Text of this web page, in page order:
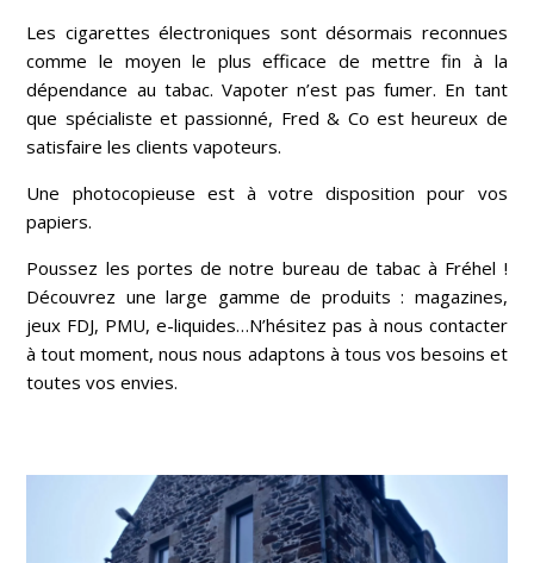
Les cigarettes électroniques sont désormais reconnues
comme le moyen le plus efficace de mettre fin à la
dépendance au tabac. Vapoter n’est pas fumer. En tant
que spécialiste et passionné, Fred & Co est heureux de
satisfaire les clients vapoteurs.
Une photocopieuse est à votre disposition pour vos
papiers.
Poussez les portes de notre bureau de tabac à Fréhel !
Découvrez une large gamme de produits : magazines,
jeux FDJ, PMU, e-liquides…N’hésitez pas à nous contacter
à tout moment, nous nous adaptons à tous vos besoins et
toutes vos envies.